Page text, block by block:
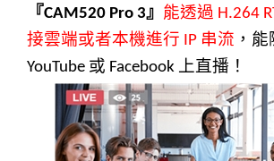
『CAM520 Pro 3』 能透過 H.264
接雲端或者本機進行 IP 串流 ，
YouTube 或 Facebook 上直播！